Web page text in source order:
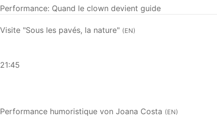
Performance: Quand le clown devient guide
Visite "Sous les pavés, la nature" (EN)
21:45
Performance humoristique von Joana Costa (EN)